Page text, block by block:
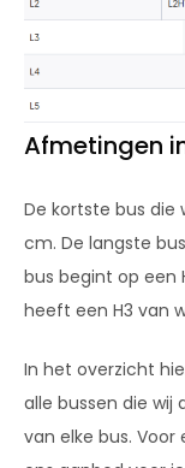
Afmetingen
De kortste bus die
cm. De langste
bus begint op een
heeft een H3 van
In het overzicht
alle bussen die wij
van elke bus.